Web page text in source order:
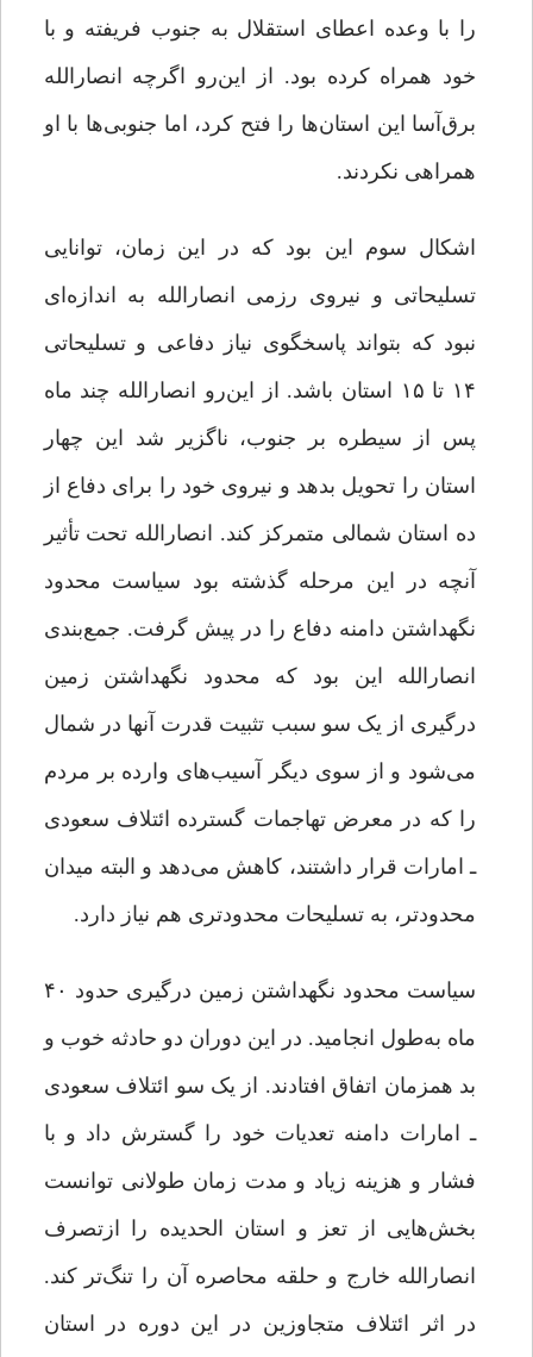
را با وعده اعطای استقلال به جنوب فریفته و با
خود همراه کرده بود. از این‌رو اگرچه انصارالله
برق‌آسا این استان‌ها را فتح کرد، اما جنوبی‌ها با او
همراهی نکردند.
اشکال سوم این بود که در این زمان، توانایی
تسلیحاتی و نیروی رزمی انصارالله به اندازه‌ای
نبود که بتواند پاسخگوی نیاز دفاعی و تسلیحاتی
۱۴ تا ۱۵ استان باشد. از این‌رو انصارالله چند ماه
پس از سیطره بر جنوب، ناگزیر شد این چهار
استان را تحویل بدهد و نیروی خود را برای دفاع از
ده استان شمالی متمرکز کند. انصارالله تحت تأثیر
آنچه در این مرحله گذشته بود سیاست محدود
نگهداشتن دامنه دفاع را در پیش گرفت. جمع‌بندی
انصارالله این بود که محدود نگهداشتن زمین
درگیری از یک ‌سو سبب تثبیت قدرت آنها در شمال
می‌شود و از سوی دیگر آسیب‌های وارده بر مردم
را که در معرض تهاجمات گسترده ائتلاف سعودی
ـ امارات قرار داشتند، کاهش می‌دهد و البته میدان
محدودتر، به تسلیحات محدودتری هم نیاز دارد.
سیاست محدود نگهداشتن زمین درگیری حدود ۴۰
ماه به‌طول انجامید. در این دوران دو حادثه خوب و
بد همزمان اتفاق افتادند. از یک سو ائتلاف سعودی
ـ امارات دامنه تعدیات خود را گسترش داد و با
فشار و هزینه زیاد و مدت زمان طولانی توانست
بخش‌هایی از تعز و استان الحدیده را ازتصرف
انصارالله خارج و حلقه محاصره آن را تنگ‌تر کند.
در اثر ائتلاف متجاوزین در این دوره در استان